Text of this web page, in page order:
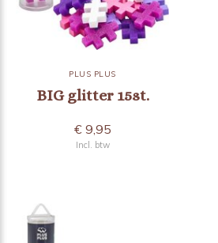
PLUS PLUS
BIG glitter 15st.
€ 9,95
Incl. btw